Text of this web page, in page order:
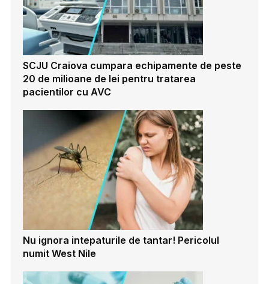
SCJU Craiova cumpara echipamente de peste
20 de milioane de lei pentru tratarea
pacientilor cu AVC
Nu ignora intepaturile de tantar! Pericolul
numit West Nile